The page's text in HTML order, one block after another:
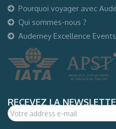
Pourquoi voyager avec
Qui sommes-nous ?
Auderney Excellence Events
RECEVEZ LA